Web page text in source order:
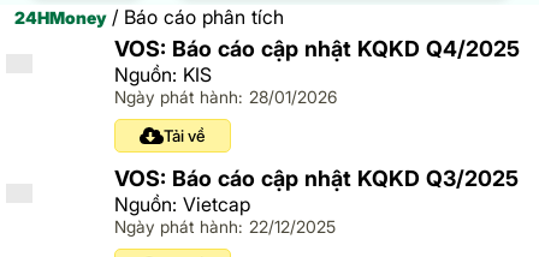
24HMoney / Báo cáo phân tích
VOS: Báo cáo cập nhật KQKD Q4/2025
Nguồn: KIS
Ngày phát hành: 28/01/2026
Tải về
VOS: Báo cáo cập nhật KQKD Q3/2025
Nguồn: Vietcap
Ngày phát hành: 22/12/2025